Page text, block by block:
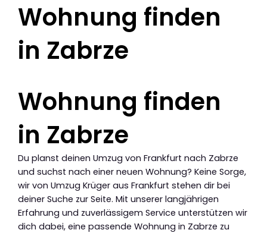
Wohnung finden
in Zabrze
Wohnung finden
in Zabrze
Du planst deinen Umzug von Frankfurt nach Zabrze
und suchst nach einer neuen Wohnung? Keine Sorge,
wir von Umzug Krüger aus Frankfurt stehen dir bei
deiner Suche zur Seite. Mit unserer langjährigen
Erfahrung und zuverlässigem Service unterstützen wir
dich dabei, eine passende Wohnung in Zabrze zu